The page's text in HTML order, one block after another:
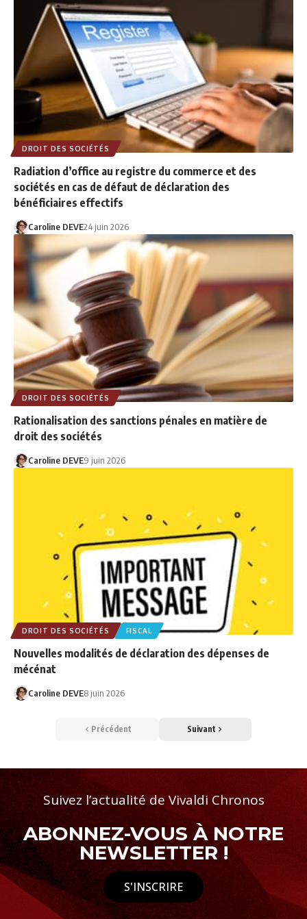
DROIT DES SOCIÉTÉS
Radiation d’office au registre du commerce et des
sociétés en cas de défaut de déclaration des
bénéficiaires effectifs
Caroline DEVE24 juin 2026
DROIT DES SOCIÉTÉS
Rationalisation des sanctions pénales en matière de
droit des sociétés
Caroline DEVE9 juin 2026
DROIT DES SOCIÉTÉS FISCAL
Nouvelles modalités de déclaration des dépenses de
mécénat
Caroline DEVE8 juin 2026
Précédent Suivant
Suivez l’actualité de Vivaldi Chronos
ABONNEZ-VOUS À NOTRE
NEWSLETTER !
S'INSCRIRE